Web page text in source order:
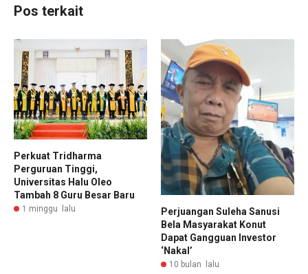
Pos terkait
Perkuat Tridharma
Perguruan Tinggi,
Universitas Halu Oleo
Tambah 8 Guru Besar Baru
1 minggu lalu
Perjuangan Suleha Sanusi
Bela Masyarakat Konut
Dapat Gangguan Investor
‘Nakal’
10 bulan lalu